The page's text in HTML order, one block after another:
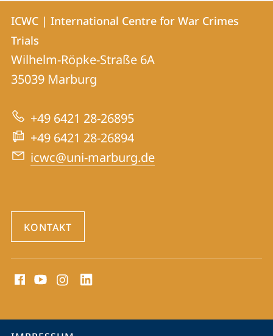
Kontakt
und
Informationen
zur
Website
Kontaktinformationen
ICWC
|
International
for
War
Crimes
Trials
ICWC | International Centre for War Crimes
Trials
Wilhelm-Röpke-Straße 6A
35039 Marburg
+49 6421 28-26895
+49 6421 28-26894
icwc@uni-marburg.de
KONTAKT
Media